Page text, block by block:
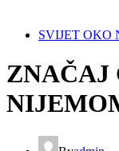
SVIJET OKO
ZNAČAJ